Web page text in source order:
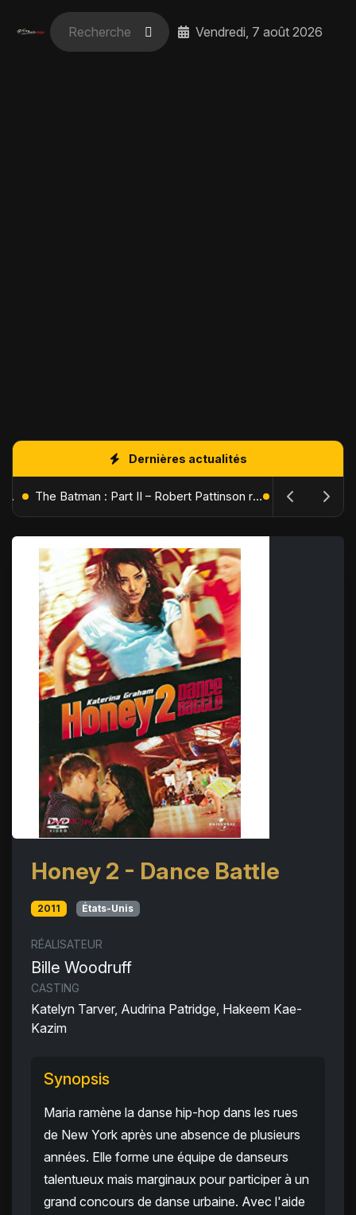
Vendredi, 7 août 2026
Dernières actualités
L'Âge de Glace : Le Réveil du Volcan – Manny, Sid et Diego de retour pour une aventure explosive The Batman : Part II – Robert Pattinson replonge dans les ténèbres de Gotham dès octobre 2027
Honey 2 - Dance Battle
2011 États-Unis
RÉALISATEUR
Bille Woodruff
CASTING
Katelyn Tarver, Audrina Patridge, Hakeem Kae-
Kazim
Synopsis
Maria ramène la danse hip-hop dans les rues
de New York après une absence de plusieurs
années. Elle forme une équipe de danseurs
talentueux mais marginaux pour participer à un
grand concours de danse urbaine. Avec l'aide